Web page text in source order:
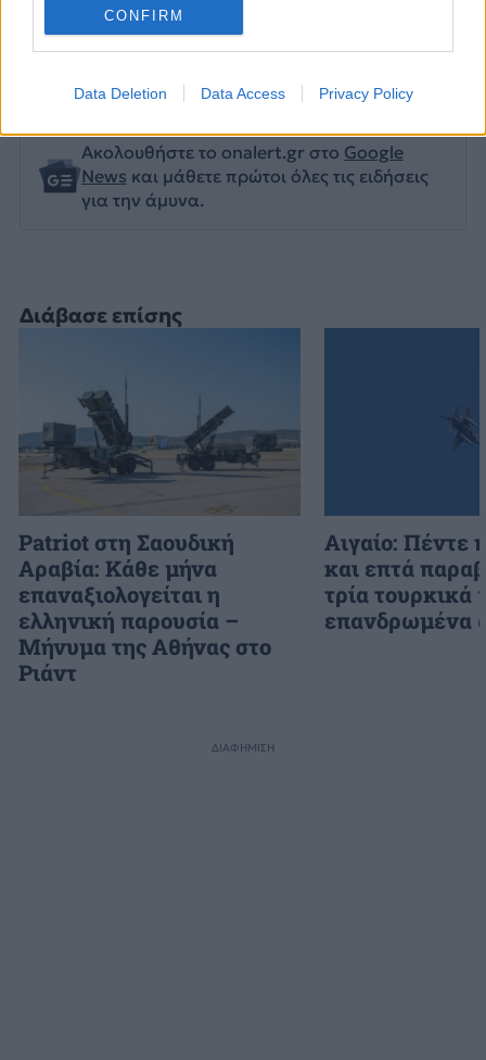
CONFIRM
Data Deletion Data Access Privacy Policy
Διάβασε επίσης
Patriot στη Σαουδική
Αραβία: Κάθε μήνα
επαναξιολογείται η
ελληνική παρουσία –
Μήνυμα της Αθήνας στο
Ριάντ
Αιγαίο: Πέντε
και επτά
τρία τουρκικά
επανδρωμένα
Ακολουθήστε το onalert.gr στο Google
News και μάθετε πρώτοι όλες τις ειδήσεις
για την άμυνα.
ΒΟΜΒΑΡΔΙΣΜΟΙ ΕΜΦΥΛΙΟΣ ΠΟΛΕΜΟΣ
ΔΙΑΦΗΜΙΣΗ